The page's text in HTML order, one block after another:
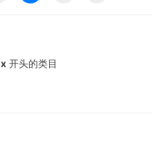
x 开头的类目